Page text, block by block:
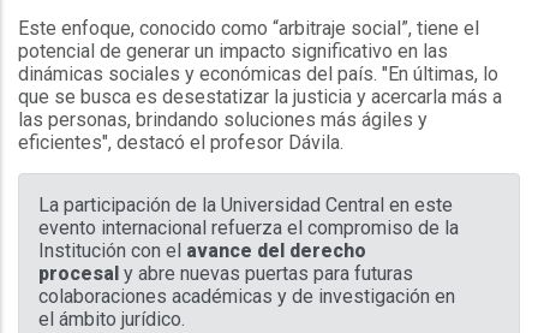
Este enfoque, conocido como “arbitraje social”, tiene el
potencial de generar un impacto significativo en las
dinámicas sociales y económicas del país. "En últimas, lo
que se busca es desestatizar la justicia y acercarla más a
las personas, brindando soluciones más ágiles y
eficientes", destacó el profesor Dávila.
La participación de la Universidad Central en este
evento internacional refuerza el compromiso de la
Institución con el avance del derecho
procesal y abre nuevas puertas para futuras
colaboraciones académicas y de investigación en
el ámbito jurídico.